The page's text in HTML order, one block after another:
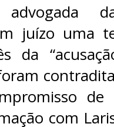
juízo uma
da
com